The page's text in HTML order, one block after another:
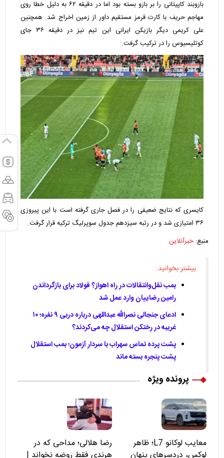
بازوبند کاپیتانی را بر بازو بسته بود اما در دقیقه ۶۲ به دلیل خطا روی
مهاجم حریف با کارت قرمز مستقیم داور از زمین اخراج شد. همچنین
علی کریمی دیگر بازیکن ایرانی این تیم نیز در دقیقه ۳۶ جای
کوتلیسیوس را در ترکیب گرفت.
کایسری که نتایج ضعیفی را در فصل جاری گرفته است با این پیروزی
۳۶ امتیازی شد و در رتبه سیزدهم جدول سوپرلیگ ترکیه قرار گرفت.
منبع: خبرآنلاین
بیشتر بخوانید:
بمب نقل‌وانتقالات در راه اهواز؟ فولاد برای بازگرداندن
رامین رضاییان وارد عمل شد
ادعای جنجالی نصرالله عبداللهی درباره دربی ۹ نفره؛ ۱۰
غریبه در رختکن استقلال چه می‌کردند؟
پشت پرده تماس سهراب با سردار آزمون؛ بمب استقلال
پشت پنجره بسته ماند
پرونده ویژه
معایب لوکانو L7؛ ظاهر
لوکس، دردسرهای پنهان
رضا هلالی؛ مداحی که در
هرندی فقط روضه نخواند |